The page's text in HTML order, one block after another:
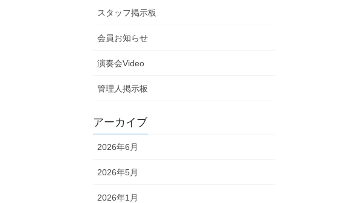
スタッフ掲示板
会員お知らせ
演奏会Video
管理人掲示板
アーカイブ
2026年6月
2026年5月
2026年1月